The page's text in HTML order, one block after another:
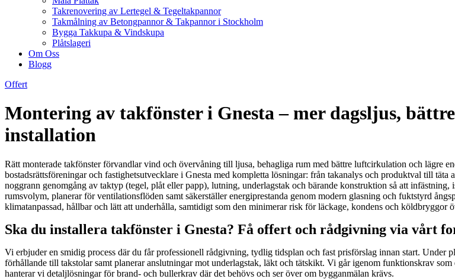
Takrenovering av Lertegel & Tegeltakpannor
Takmålning av Betongpannor & Takpannor i Stockholm
Bygga Takkupa & Vindskupa
Plåtslageri
Om Oss
Blogg
Offert
Montering av takfönster i Gnesta – mer dagsljus,
installation
Rätt monterade takfönster förvandlar vind och övervåning till ljusa, behagliga rum med bättre luftcirkulation och lägre
bostadsrättsföreningar och fastighetsutvecklare i Gnesta med kompletta lösningar: från takanalys och produktval till
noggrann genomgång av taktyp (tegel, plåt eller papp), lutning, underlagstak och bärande konstruktion så att
rumsvolym, planerar för ventilationsflöden samt säkerställer energiprestanda genom modern glasning och fuktstyrd
klimatanpassad, hållbar och lätt att underhålla, samtidigt som den minimerar risk för läckage, kondens och köldbryggor
Ska du installera takfönster i Gnesta? Få offert och rådgivning via vårt
Vi erbjuder en smidig process där du får professionell rådgivning, tydlig tidsplan och fast prisförslag innan start.
förhållande till takstolar samt planerar anslutningar mot underlagstak, läkt och tätskikt. Vi går igenom funktionskrav
hanterar vi detaljlösningar för brand- och bullerkrav där det behövs och ser över om bygganmälan krävs.